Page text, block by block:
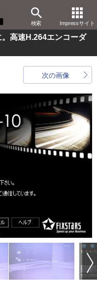
検索 Impressサイト
高速H.264エンコーダ
次の画像